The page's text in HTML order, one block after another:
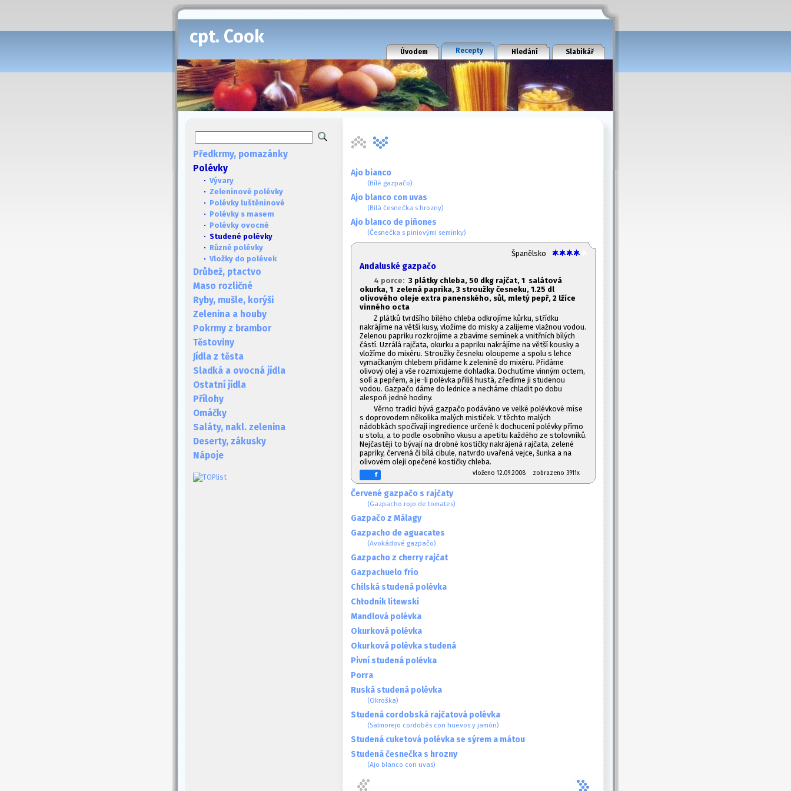
cpt. Cook
Úvodem Recepty Hledání Slabikář
Předkrmy, pomazánky
Polévky
· Vývary
· Zeleninové polévky
· Polévky luštěninové
· Polévky s masem
· Polévky ovocné
· Studené polévky
· Různé polévky
· Vložky do polévek
Drůbež, ptactvo
Maso rozličné
Ryby, mušle, korýši
Zelenina a houby
Pokrmy z brambor
Těstoviny
Jídla z těsta
Sladká a ovocná jídla
Ostatní jídla
Přílohy
Omáčky
Saláty, nakl. zelenina
Deserty, zákusky
Nápoje
Ajo bianco
(Bílé gazpačo)
Ajo blanco con uvas
(Bílá česnečka s hrozny)
Ajo blanco de piñones
(Česnečka s piniovými semínky)
Španělsko
Andaluské gazpačo
4 porce: 3 plátky chleba, 50 dkg rajčat, 1 salátová
okurka, 1 zelená paprika, 3 stroužky česneku, 1.25 dl
olivového oleje extra panenského, sůl, mletý pepř, 2 lžíce
vinného octa
Z plátků tvrdšího bílého chleba odkrojíme kůrku, střídku
nakrájíme na větší kusy, vložíme do misky a zalijeme vlažnou vodou.
Zelenou papriku rozkrojíme a zbavíme semínek a vnitřních bílých
částí. Uzrálá rajčata, okurku a papriku nakrájíme na větší kousky a
vložíme do mixéru. Stroužky česneku oloupeme a spolu s lehce
vymačkaným chlebem přidáme k zelenině do mixéru. Přidáme
olivový olej a vše rozmixujeme dohladka. Dochutíme vinným octem,
solí a pepřem, a je-li polévka příliš hustá, zředíme ji studenou
vodou. Gazpačo dáme do lednice a necháme chladit po dobu
alespoň jedné hodiny.
Věrno tradici bývá gazpačo podáváno ve velké polévkové míse
s doprovodem několika malých mističek. V těchto malých
nádobkách spočívají ingredience určené k dochucení polévky přímo
u stolu, a to podle osobního vkusu a apetitu každého ze stolovníků.
Nejčastěji to bývají na drobné kostičky nakrájená rajčata, zelené
papriky, červená či bílá cibule, natvrdo uvařená vejce, šunka a na
olivovém oleji opečené kostičky chleba.
f vloženo 12.09.2008 zobrazeno 3911x
Červené gazpačo s rajčaty
(Gazpacho rojo de tomates)
Gazpačo z Málagy
Gazpacho de aguacates
(Avokádové gazpačo)
Gazpacho z cherry rajčat
Gazpachuelo frío
Chilská studená polévka
Chłodnik litewski
Mandlová polévka
Okurková polévka
Okurková polévka studená
Pivní studená polévka
Porra
Ruská studená polévka
(Okroška)
Studená cordobská rajčatová polévka
(Salmorejo cordobés con huevos y jamón)
Studená cuketová polévka se sýrem a mátou
Studená česnečka s hrozny
(Ajo blanco con uvas)